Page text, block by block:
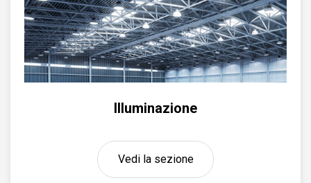
Illuminazione
Vedi la sezione